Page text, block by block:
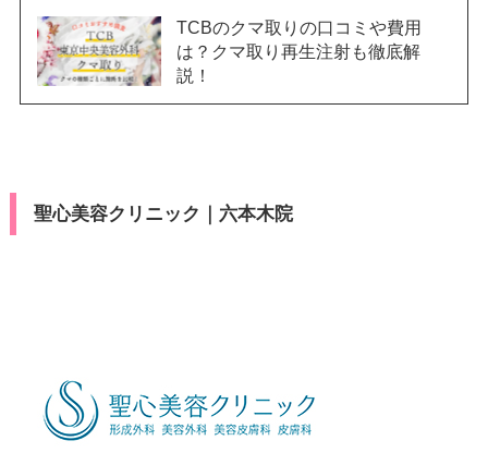
TCBのクマ取りの口コミや費用
は？クマ取り再生注射も徹底解
説！
聖心美容クリニック｜六本木院